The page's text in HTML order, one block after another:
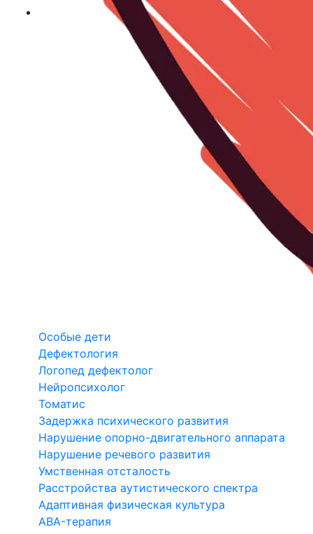
Особые дети
Дефектология
Логопед дефектолог
Нейропсихолог
Томатис
Задержка психического развития
Нарушение опорно-двигательного аппарата
Нарушение речевого развития
Умственная отсталость
Расстройства аутистического спектра
Адаптивная физическая культура
ABA-терапия